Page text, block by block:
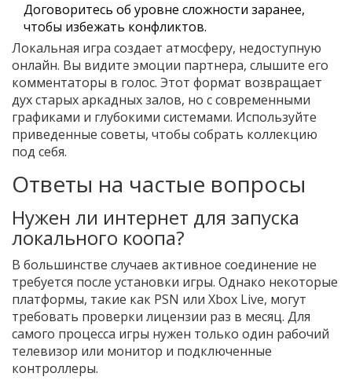
Договоритесь об уровне сложности заранее,
чтобы избежать конфликтов.
Локальная игра создает атмосферу, недоступную
онлайн. Вы видите эмоции партнера, слышите его
комментаторы в голос. Этот формат возвращает
дух старых аркадных залов, но с современными
графиками и глубокими системами. Используйте
приведенные советы, чтобы собрать коллекцию
под себя.
Ответы на частые вопросы
Нужен ли интернет для запуска
локального коопа?
В большинстве случаев активное соединение не
требуется после установки игры. Однако некоторые
платформы, такие как PSN или Xbox Live, могут
требовать проверки лицензии раз в месяц. Для
самого процесса игры нужен только один рабочий
телевизор или монитор и подключенные
контроллеры.